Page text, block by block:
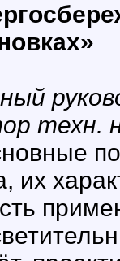
техн.
их